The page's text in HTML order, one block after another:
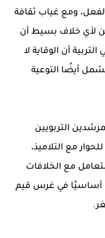
ومع غياب ثقافة
لأي خلاف بسيط أن
أن الوقاية لا
أيضًا التوعية
التربويين
مع التلاميذ،
مع الخلافات
أساسيًا في غرس قيم